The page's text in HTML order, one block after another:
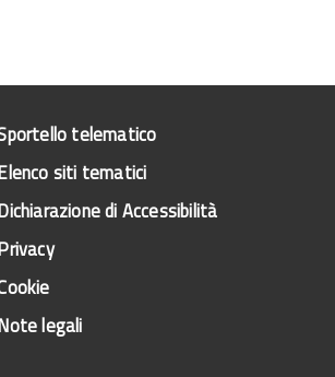
telematico
siti tematici
di Accessibilità
legali